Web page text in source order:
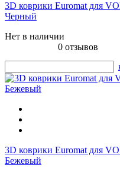
3D коврики Euromat для
Черный
Нет в наличии
0 отзывов
3D коврики Euromat для
Бежевый